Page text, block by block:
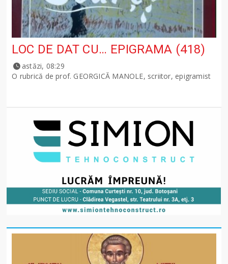
LOC DE DAT CU… EPIGRAMA (418)
astăzi, 08:29
O rubrică de prof. GEORGICĂ MANOLE, scriitor, epigramist